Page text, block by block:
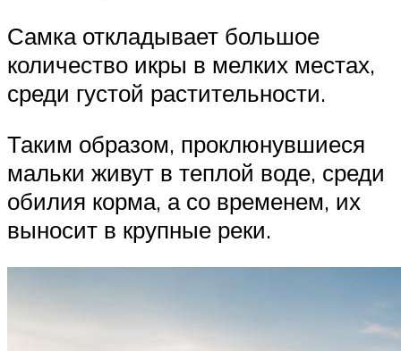
Самка откладывает большое
количество икры в мелких местах,
среди густой растительности.
Таким образом, проклюнувшиеся
мальки живут в теплой воде, среди
обилия корма, а со временем, их
выносит в крупные реки.